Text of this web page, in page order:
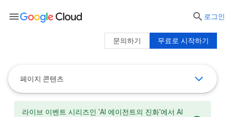
페이지 콘텐츠
라이브 이벤트 시리즈인 'AI 에이전트의 진화'에서 AI
menu  로그인
무료로 시작하기
문의하기